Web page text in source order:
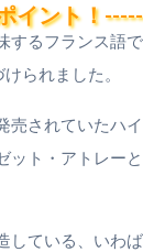
イント！
するフランス語
られました。
売されていたハ
ット・アトレー
している、いわ